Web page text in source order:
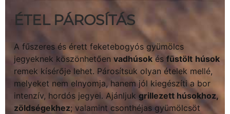
ÉTEL PÁROSÍTÁS
A fűszeres és érett feketebogyós gyümölcs
jegyeknek köszönhetőenvadhúsok ésfüstölt húsok
remek kísérője lehet. Párosítsuk olyan ételek mellé,
melyeket nem elnyomja, hanem jól kiegészíti a bor
intenzív, hordós jegyei. Ajánljukgrillezett húsokhoz,
zöldségekhez; valamint csonthéjas gyümölcsöt